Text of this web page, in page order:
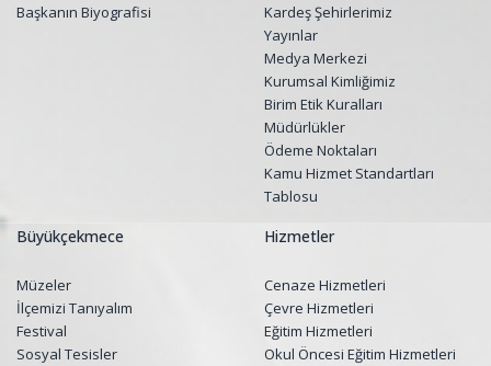
Başkanın Biyografisi
Kardeş Şehirlerimiz
Yayınlar
Medya Merkezi
Kurumsal Kimliğimiz
Birim Etik Kuralları
Müdürlükler
Ödeme Noktaları
Kamu Hizmet Standartları
Tablosu
Büyükçekmece
Müzeler
İlçemizi Tanıyalım
Festival
Sosyal Tesisler
Hizmetler
Cenaze Hizmetleri
Çevre Hizmetleri
Eğitim Hizmetleri
Okul Öncesi Eğitim Hizmetleri